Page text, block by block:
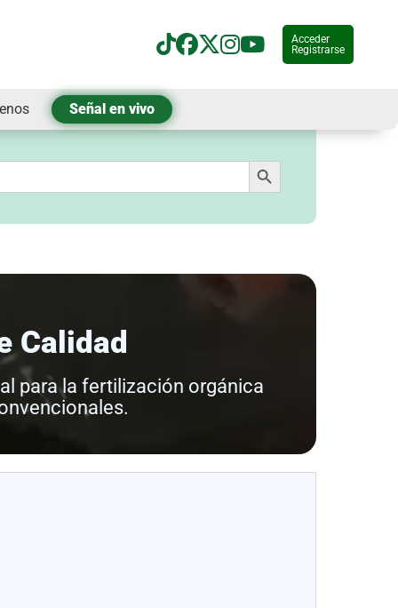
Acceder
Registrarse
Señal en vivo
Botón de búsqueda
Calidad
para la fertilización orgánica